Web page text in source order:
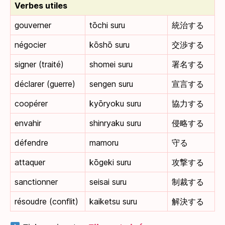
Verbes utiles
gouverner
tōchi suru
統治する
négocier
kōshō suru
交渉する
signer (traité)
shomei suru
署名する
déclarer (guerre)
sengen suru
宣言する
coopérer
kyōryoku suru
協力する
envahir
shinryaku suru
侵略する
défendre
mamoru
守る
attaquer
kōgeki suru
攻撃する
sanctionner
seisai suru
制裁する
résoudre (conflit)
kaiketsu suru 解決する